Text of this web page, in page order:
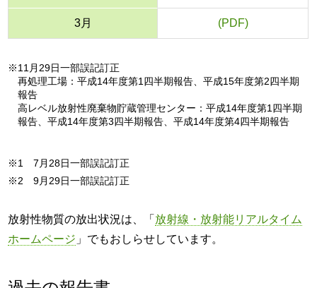
3月 ■
※11月29日一部誤記訂正
再処理工場：平成14年度第1四半期報告、平成15年度第2四半期
報告
高レベル放射性廃棄物貯蔵管理センター：平成14年度第1四半期
報告、平成14年度第3四半期報告、平成14年度第4四半期報告
※1 7月28日一部誤記訂正
※2 9月29日一部誤記訂正
放射性物質の放出状況は、「 放射線・放射能リアルタイム
ホームページ 」でもおしらせしています。